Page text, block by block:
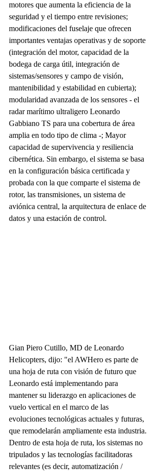
motores que aumenta la eficiencia de la
seguridad y el tiempo entre revisiones;
modificaciones del fuselaje que ofrecen
importantes ventajas operativas y de soporte
(integración del motor, capacidad de la
bodega de carga útil, integración de
sistemas/sensores y campo de visión,
mantenibilidad y estabilidad en cubierta);
modularidad avanzada de los sensores - el
radar marítimo ultraligero Leonardo
Gabbiano TS para una cobertura de área
amplia en todo tipo de clima -; Mayor
capacidad de supervivencia y resiliencia
cibernética. Sin embargo, el sistema se basa
en la configuración básica certificada y
probada con la que comparte el sistema de
rotor, las transmisiones, un sistema de
aviónica central, la arquitectura de enlace de
datos y una estación de control.
Gian Piero Cutillo, MD de Leonardo
Helicopters, dijo: "el AWHero es parte de
una hoja de ruta con visión de futuro que
Leonardo está implementando para
mantener su liderazgo en aplicaciones de
vuelo vertical en el marco de las
evoluciones tecnológicas actuales y futuras,
que remodelarán ampliamente esta industria.
Dentro de esta hoja de ruta, los sistemas no
tripulados y las tecnologías facilitadoras
relevantes (es decir, automatización /